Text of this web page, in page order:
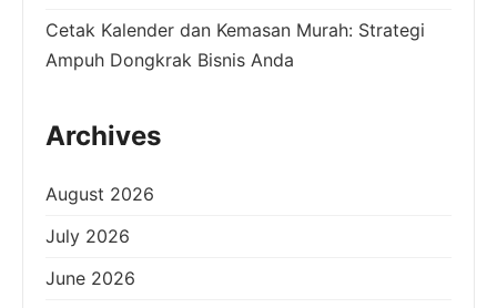
Cetak Kalender dan Kemasan Murah: Strategi
Ampuh Dongkrak Bisnis Anda
Archives
August 2026
July 2026
June 2026